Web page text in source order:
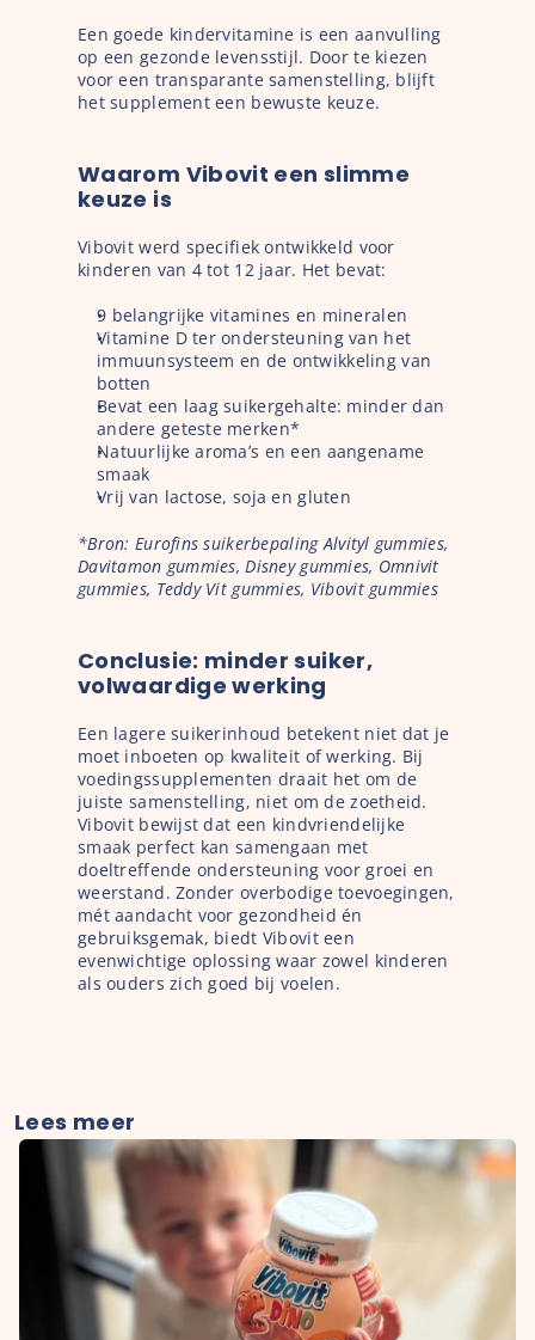
Een goede kindervitamine is een aanvulling
op een gezonde levensstijl. Door te kiezen
voor een transparante samenstelling, blijft
het supplement een bewuste keuze.
Waarom Vibovit een slimme
keuze is
Vibovit werd specifiek ontwikkeld voor
kinderen van 4 tot 12 jaar. Het bevat:
9 belangrijke vitamines en mineralen
Vitamine D ter ondersteuning van het
immuunsysteem en de ontwikkeling van
botten
Bevat een laag suikergehalte: minder dan
andere geteste merken*
Natuurlijke aroma’s en een aangename
smaak
Vrij van lactose, soja en gluten
*Bron: Eurofins suikerbepaling Alvityl gummies,
Davitamon gummies, Disney gummies, Omnivit
gummies, Teddy Vit gummies, Vibovit gummies
Conclusie: minder suiker,
volwaardige werking
Een lagere suikerinhoud betekent niet dat je
moet inboeten op kwaliteit of werking. Bij
voedingssupplementen draait het om de
juiste samenstelling, niet om de zoetheid.
Vibovit bewijst dat een kindvriendelijke
smaak perfect kan samengaan met
doeltreffende ondersteuning voor groei en
weerstand. Zonder overbodige toevoegingen,
mét aandacht voor gezondheid én
gebruiksgemak, biedt Vibovit een
evenwichtige oplossing waar zowel kinderen
als ouders zich goed bij voelen.
Lees meer